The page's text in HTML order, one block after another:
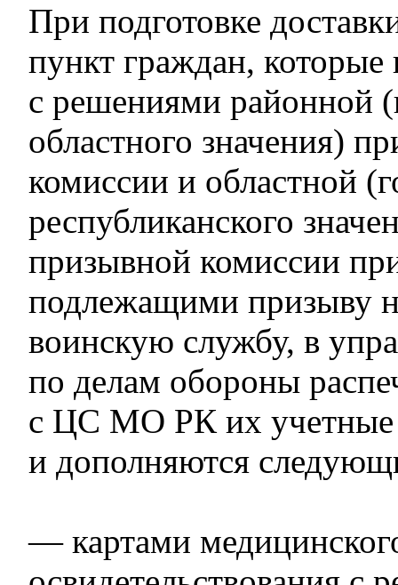
При подготовке
пункт граждан, которые
с решениями районной
областного значения)
комиссии и областной
республиканского
призывной комиссии
подлежащими призыву
воинскую службу, в
по делам обороны
с ЦС МО РК их учетные
и дополняются
— картами